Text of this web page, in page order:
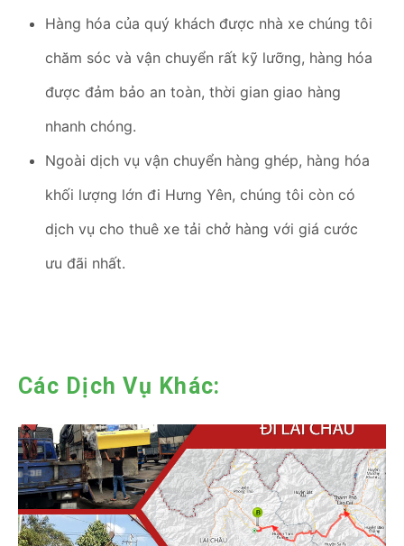
Hàng hóa của quý khách được nhà xe chúng tôi
chăm sóc và vận chuyển rất kỹ lưỡng, hàng hóa
được đảm bảo an toàn, thời gian giao hàng
nhanh chóng.
Ngoài dịch vụ vận chuyển hàng ghép, hàng hóa
khối lượng lớn đi Hưng Yên, chúng tôi còn có
dịch vụ cho thuê xe tải chở hàng với giá cước
ưu đãi nhất.
Các Dịch Vụ Khác: